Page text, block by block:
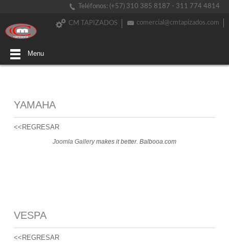
Teléfonos: (+57) 310 385 8187 - 311 774 4814
comercial@cmtapizados.com
CM TAPIZADOS
Menu
YAMAHA
<<REGRESAR
Joomla Gallerymakes it better. Balbooa.com
VESPA
<<REGRESAR